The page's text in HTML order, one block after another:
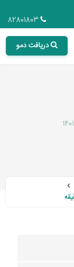
دریافت دمو